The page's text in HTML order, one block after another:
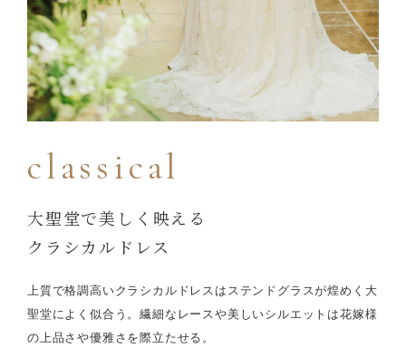
classical
大聖堂で美しく映える
クラシカルドレス
上質で格調高いクラシカルドレスはステンドグラスが煌めく大
聖堂によく似合う。繊細なレースや美しいシルエットは花嫁様
の上品さや優雅さを際立たせる。